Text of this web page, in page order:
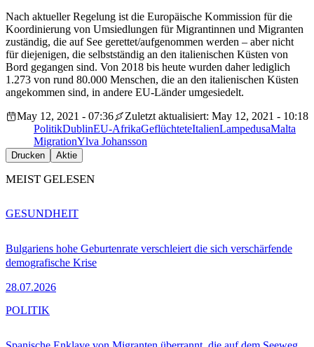
Nach aktueller Regelung ist die Europäische Kommission für die
Koordinierung von Umsiedlungen für Migrantinnen und Migranten
zuständig, die auf See gerettet/aufgenommen werden – aber nicht
für diejenigen, die selbstständig an den italienischen Küsten von
Bord gegangen sind. Von 2018 bis heute wurden daher lediglich
1.273 von rund 80.000 Menschen, die an den italienischen Küsten
angekommen sind, in andere EU-Länder umgesiedelt.
May 12, 2021 - 07:36
Zuletzt aktualisiert: May 12, 2021 - 10:18
PolitikDublinEU-AfrikaGeflüchteteItalienLampedusaMalta
MigrationYlva Johansson
Drucken Aktie
MEIST GELESEN
Bulgariens hohe Geburtenrate verschleiert die sich verschärfende
demografische Krise
28.07.2026
GESUNDHEIT
POLITIK